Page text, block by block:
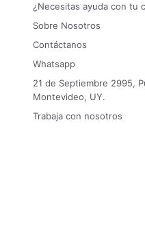
¿Necesitas ayuda con tu
Sobre Nosotros
Contáctanos
Whatsapp
21 de Septiembre 2995,
Montevideo, UY.
Trabaja con nosotros